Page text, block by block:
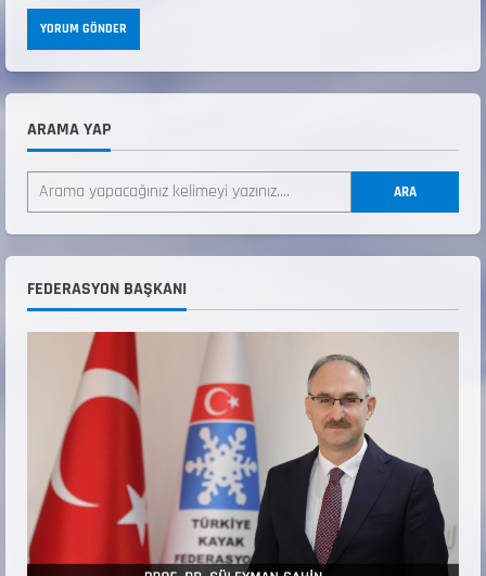
ARAMA YAP
ARA
FEDERASYON BAŞKANI
2
ŞAMPİYONASI
22 Temmuz 2026
3
ŞAMPİYONASI GÖREVLİ LİSTESİ
Teknik Kurul ve Alt Kurul Üyelerimiz
Belirlendi
18 Temmuz 2026
5
KAYAKLI KOŞU VE BİATHLON 3.KADEME
ANTRENÖRLÜK KURSU DUYURUSU
12 Temmuz 2026